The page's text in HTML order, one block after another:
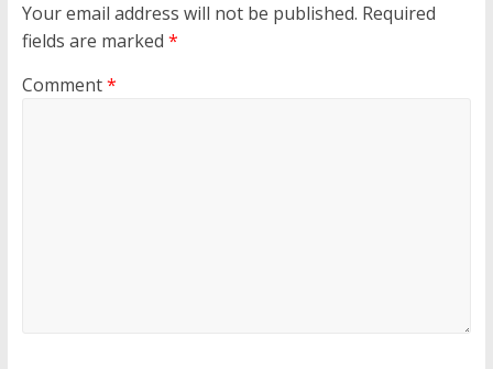
Your email address will not be published. Required
fields are marked *
Comment*